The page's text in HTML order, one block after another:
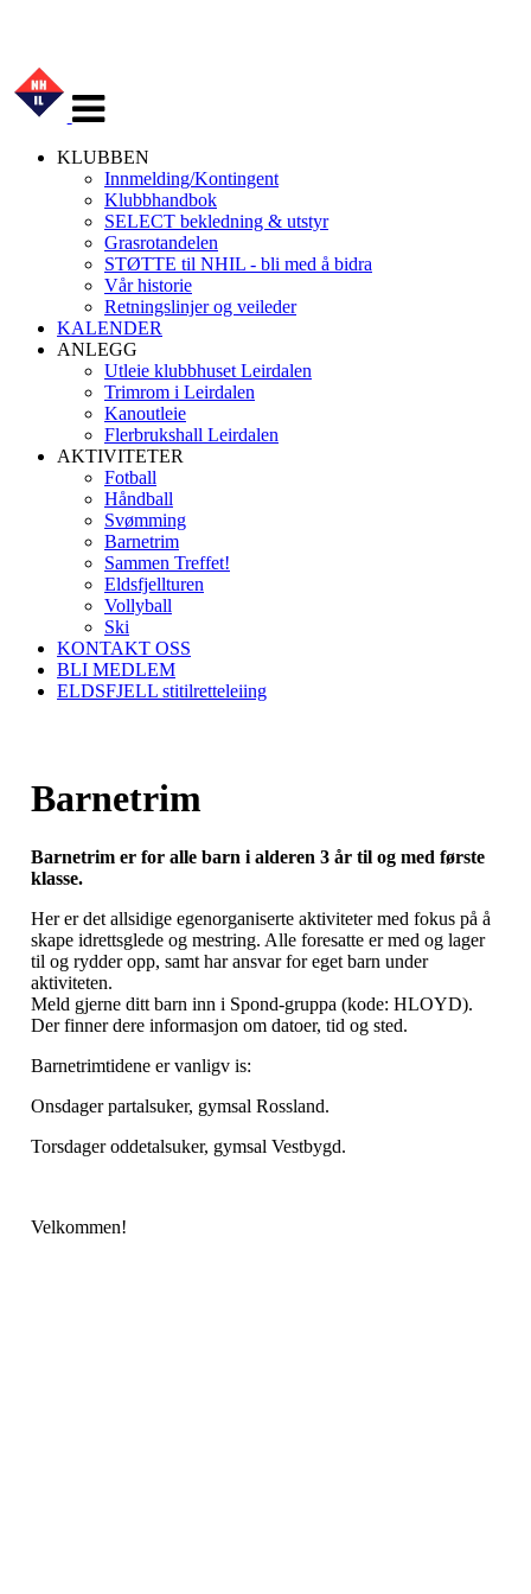
navigasjon
KLUBBEN
Innmelding/Kontingent
Klubbhandbok
SELECT bekledning & utstyr
Grasrotandelen
STØTTE til NHIL - bli med å bidra
Vår historie
Retningslinjer og veileder
KALENDER
ANLEGG
Utleie klubbhuset Leirdalen
Trimrom i Leirdalen
Kanoutleie
Flerbrukshall Leirdalen
AKTIVITETER
Fotball
Håndball
Svømming
Barnetrim
Sammen Treffet!
Eldsfjellturen
Vollyball
Ski
KONTAKT OSS
BLI MEDLEM
ELDSFJELL stitilretteleiing
Barnetrim
Barnetrim er for alle barn i alderen 3 år til og med første
klasse.
Her er det allsidige egenorganiserte aktiviteter med fokus på å
skape idrettsglede og mestring. Alle foresatte er med og lager
til og rydder opp, samt har ansvar for eget barn under
aktiviteten.
Meld gjerne ditt barn inn i Spond-gruppa (kode: HLOYD).
Der finner dere informasjon om datoer, tid og sted.
Barnetrimtidene er vanligv is:
Onsdager partalsuker, gymsal Rossland.
Torsdager oddetalsuker, gymsal Vestbygd.
Velkommen!